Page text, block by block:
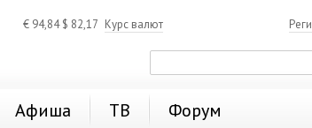
€ 94,84$ 82,17 Курс валют
Афиша ТВ Форум